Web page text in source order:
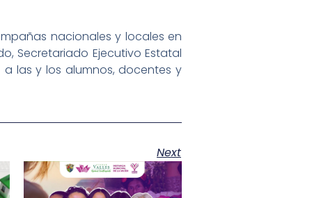
nacionales y locales en
Secretariado Ejecutivo Estatal
las y los alumnos, docentes y
Next